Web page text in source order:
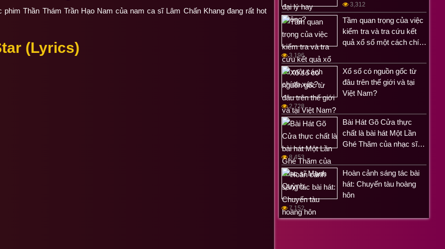
phim Thần Thám Trần Hạo Nam của nam ca sĩ Lâm Chấn Khang đang rất hot
(Lyrics)
3,312
Tầm quan trọng của việc
kiểm tra và tra cứu kết
quả xổ số một cách chí…
3,196
Xổ số có nguồn gốc từ
đâu trên thế giới và tại
Việt Nam?
2,728
Bài Hát Gõ Cửa thực
chất là bài hát Một Lần
Ghé Thăm của nhạc sĩ…
8,453
Hoàn cảnh sáng tác bài
hát: Chuyến tàu hoàng
hôn
7,152